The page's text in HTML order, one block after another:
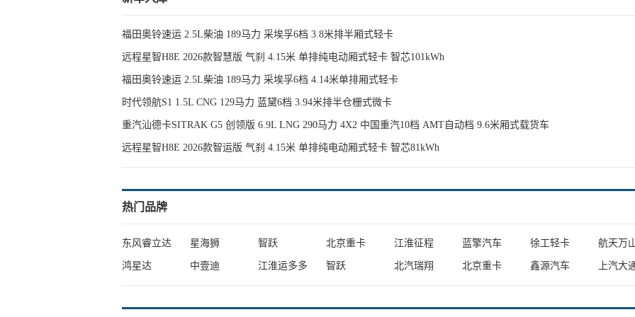
福田奥铃速运 2.5L柴油 189马力 采埃孚6档 3.8米排半厢式轻卡
远程星智H8E 2026款智慧版 气刹 4.15米 单排纯电动厢式轻卡 智芯101kWh
福田奥铃速运 2.5L柴油 189马力 采埃孚6档 4.14米单排厢式轻卡
时代领航S1 1.5L CNG 129马力 蓝黛6档 3.94米排半仓栅式微卡
重汽汕德卡SITRAK G5 创领版 6.9L LNG 290马力 4X2 中国重汽10档 AMT自动档 9.6米厢式载货车
远程星智H8E 2026款智运版 气刹 4.15米 单排纯电动厢式轻卡 智芯81kWh
热门品牌
东风睿立达 星海狮 智跃 北京重卡 江淮征程 蓝擎汽车 徐工轻卡 航天万
鸿星达 中壹迪 江淮运多多 智跃 北汽瑞翔 北京重卡 鑫源汽车 上汽大